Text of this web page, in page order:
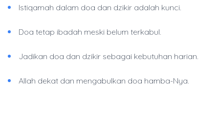
Istiqamah dalam doa dan dzikir adalah kunci.
Doa tetap ibadah meski belum terkabul.
Jadikan doa dan dzikir sebagai kebutuhan harian.
Allah dekat dan mengabulkan doa hamba-Nya.